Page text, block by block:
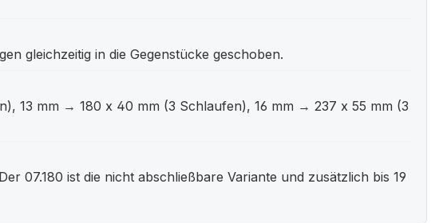
gleichzeitig in die Gegenstücke geschoben.
13 mm → 180 x 40 mm (3 Schlaufen), 16 mm → 237 x 55 mm (3
07.180 ist die nicht abschließbare Variante und zusätzlich bis 19